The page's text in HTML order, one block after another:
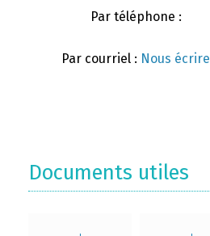
Par téléphone :
Par courriel : Nous écrire
Documents utiles